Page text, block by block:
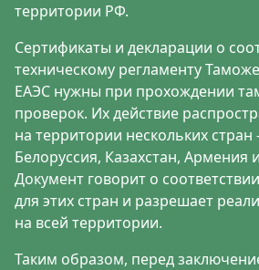
территории РФ.
Сертификаты и декларации о
техническому регламенту
ЕАЭС нужны при прохождении
проверок. Их действие
на территории нескольких
Белоруссия, Казахстан, Армения
Документ говорит о
для этих стран и разрешает
на всей территории.
Таким образом, перед